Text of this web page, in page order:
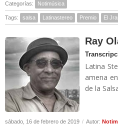
Categorías: Notimúsica
Tags: salsa Latinastereo Premio El
Ray
Latina
amena
de la
sábado, 16 de febrero de 2019 / Autor: